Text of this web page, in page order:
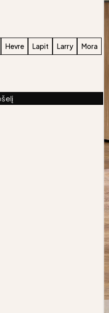
Hevre Lapit Larry
Mora